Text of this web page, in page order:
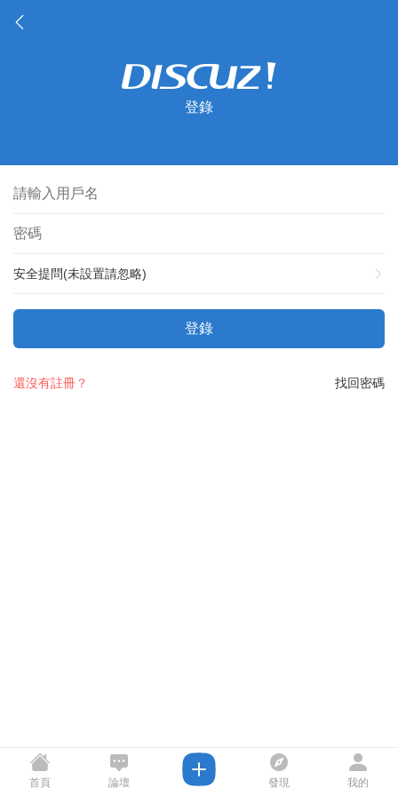
登錄
安全提問(未設置請忽略)
登錄
找回密碼
還沒有註冊？
首頁 論壇 發現 我的